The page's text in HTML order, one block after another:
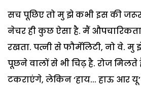
सच पूछिए तो मु झे कभी इस की
नेचर ही कुछ ऐसा है. मैं
रखता. पत्नी से फौर्मेलिटी, नो वे. मु
पूछने वालों से भी चिढ़ है. रोज मिलते
टकराएंगे, लेकिन ‘हाय... हाऊ आर